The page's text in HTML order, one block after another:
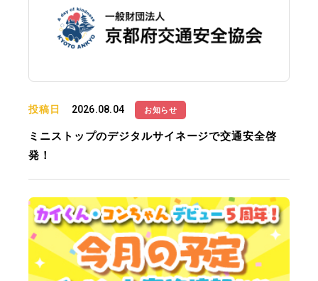
投稿日 2026.08.04 お知らせ
ミニストップのデジタルサイネージで交通安全啓
発！